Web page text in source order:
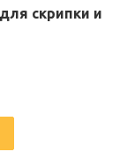
скрипки и